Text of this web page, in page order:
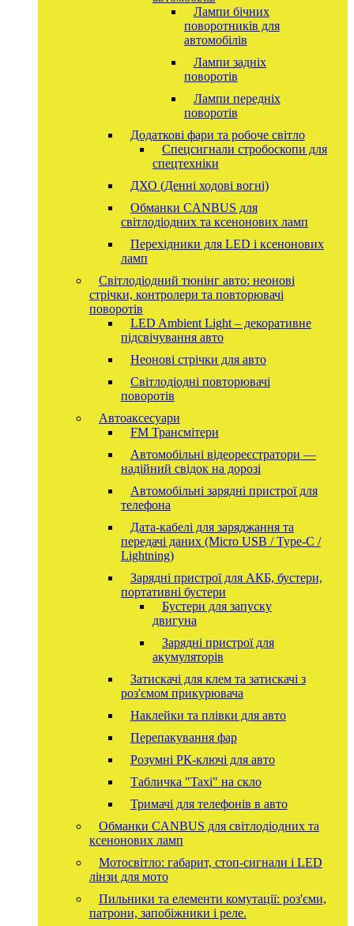
Лампи бічних
поворотників для
автомобілів
Лампи задніх
поворотів
Лампи передніх
поворотів
Додаткові фари та робоче світло
Спецсигнали стробоскопи для
спецтехніки
ДХО (Денні ходові вогні)
Обманки CANBUS для
світлодіодних та ксенонових ламп
Перехідники для LED і ксенонових
ламп
Світлодіодний тюнінг авто: неонові
стрічки, контролери та повторювачі
поворотів
LED Ambient Light – декоративне
підсвічування авто
Неонові стрічки для авто
Світлодіодні повторювачі
поворотів
Автоаксесуари
FM Трансмітери
Автомобільні відеореєстратори —
надійний свідок на дорозі
Автомобільні зарядні пристрої для
телефона
Дата-кабелі для заряджання та
передачі даних (Micro USB / Type-C /
Lightning)
Зарядні пристрої для АКБ, бустери,
портативні бустери
Бустери для запуску
двигуна
Зарядні пристрої для
акумуляторів
Затискачі для клем та затискачі з
роз'ємом прикурювача
Наклейки та плівки для авто
Перепакування фар
Розумні РК-ключі для авто
Табличка "Taxi" на скло
Тримачі для телефонів в авто
Обманки CANBUS для світлодіодних та
ксенонових ламп
Мотосвітло: габарит, стоп-сигнали і LED
лінзи для мото
Пильники та елементи комутації: роз'єми,
патрони, запобіжники і реле.